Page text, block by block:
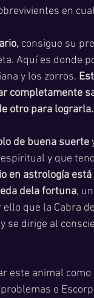
en
consigue su
Aquí es donde
y los zorros.
completamente
otro para lograrla.
de buena suerte
y que
en astrología
dela fortuna,
que la Cabra
se dirige al
este animal
o